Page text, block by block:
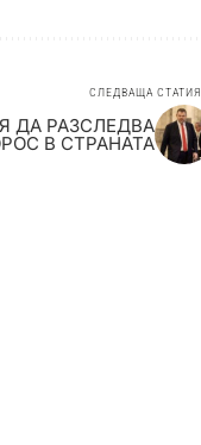
СЛЕДВАЩА СТАТИЯ
ДА РАЗСЛЕДВА
В СТРАНАТА